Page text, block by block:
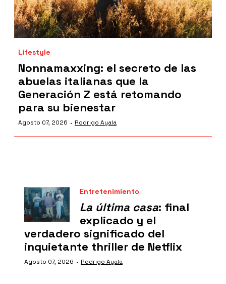
Lifestyle
Nonnamaxxing: el secreto de las
abuelas italianas que la
Generación Z está retomando
para su bienestar
Agosto 07, 2026 · Rodrigo Ayala
Entretenimiento
La última casa: final
explicado y el
verdadero significado del
inquietante thriller de Netflix
Agosto 07, 2026 · Rodrigo Ayala